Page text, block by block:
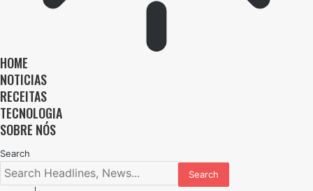
HOME
NOTICIAS
RECEITAS
TECNOLOGIA
SOBRE NÓS
Search